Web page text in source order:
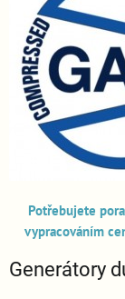
Potřebujete
vypracováním
Generátory